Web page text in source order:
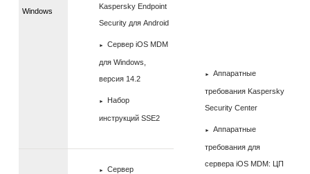
Windows
Kaspersky Endpoint
Security для Android
Сервер iOS MDM
для Windows,
версия 14.2
Набор
инструкций SSE2
Аппаратные
требования Kaspersky
Security Center
Аппаратные
требования для
сервера iOS MDM: ЦП
Сервер